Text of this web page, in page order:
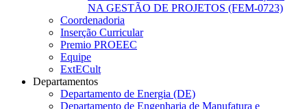
NA GESTÃO DE PROJETOS (FEM-0723)
Coordenadoria
Inserção Curricular
Premio PROEEC
Equipe
ExtECult
Departamentos
Departamento de Energia (DE)
Departamento de Engenharia de Manufatura e